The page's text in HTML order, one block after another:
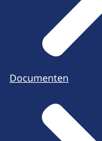
Documenten